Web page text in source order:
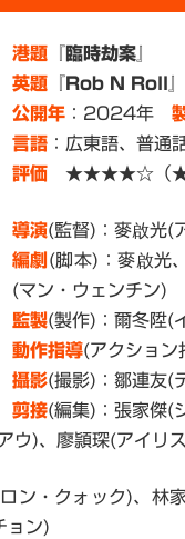
港題 『臨時劫案』
英題 『Rob N Roll
公開年 ：2024年
言語 ：広東語、普通
評価 ★★★★☆（★5
導演(監督)：麥啟光(
編劇 (脚本)：麥啟光
(マン・ウェンチン)
監製(製作)：爾冬陞(
動作指導(アクション
攝影(撮影)：鄒連友(
剪接(編集)：張家傑(
ウ)、廖頴琛(アイリ
ン・クォック)、林
ョン)